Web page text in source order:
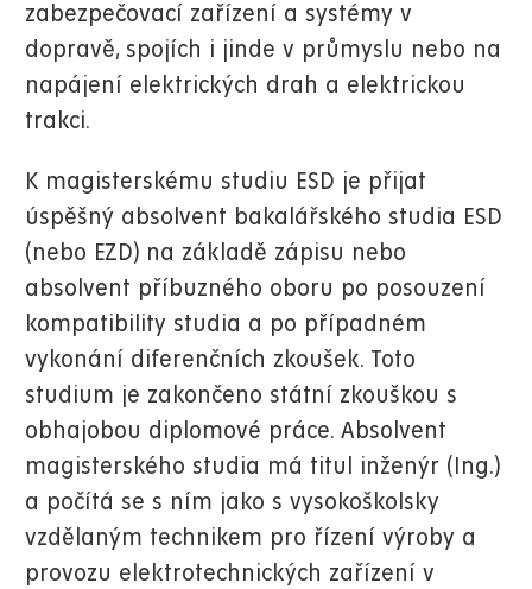
zabezpečovací zařízení a systémy v
dopravě, spojích i jinde v průmyslu nebo na
napájení elektrických drah a elektrickou
trakci.
K magisterskému studiu ESD je přijat
úspěšný absolvent bakalářského studia ESD
(nebo EZD) na základě zápisu nebo
absolvent příbuzného oboru po posouzení
kompatibility studia a po případném
vykonání diferenčních zkoušek. Toto
studium je zakončeno státní zkouškou s
obhajobou diplomové práce. Absolvent
magisterského studia má titul inženýr (Ing.)
a počítá se s ním jako s vysokoškolsky
vzdělaným technikem pro řízení výroby a
provozu elektrotechnických zařízení v